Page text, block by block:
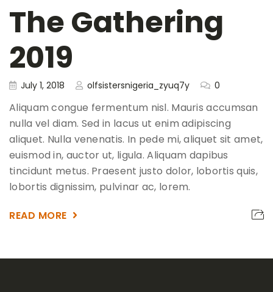
The Gathering
2019
July 1, 2018 olfsistersnigeria_zyuq7y 0
Aliquam congue fermentum nisl. Mauris accumsan
nulla vel diam. Sed in lacus ut enim adipiscing
aliquet. Nulla venenatis. In pede mi, aliquet sit amet,
euismod in, auctor ut, ligula. Aliquam dapibus
tincidunt metus. Praesent justo dolor, lobortis quis,
lobortis dignissim, pulvinar ac, lorem.
READ MORE